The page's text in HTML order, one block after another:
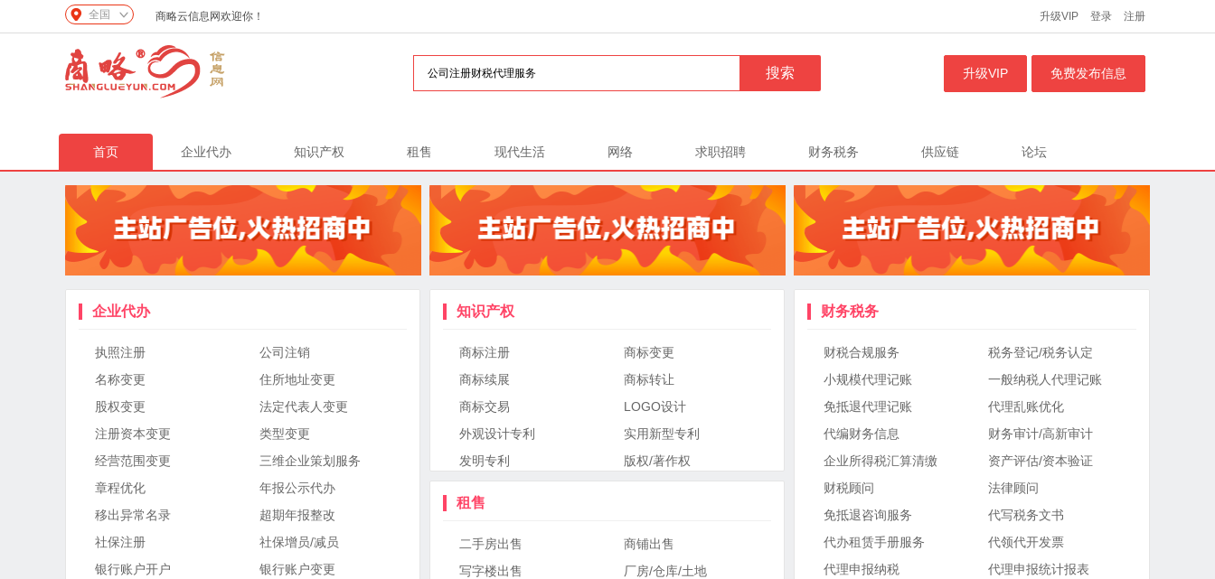
全国 商略云信息网欢迎你！ 升级VIP 登录 注册
升级VIP 免费发布信息
首页 企业代办 知识产权 租售 现代生活 网络 求职招聘 财务税务 供应链 论坛
企业代办
执照注册
公司注销
名称变更
住所地址变更
股权变更
法定代表人变更
注册资本变更
类型变更
经营范围变更
三维企业策划服务
章程优化
年报公示代办
移出异常名录
超期年报整改
社保注册
社保增员/减员
银行账户开户
银行账户变更
知识产权
商标注册
商标变更
商标续展
商标转让
商标交易
LOGO设计
外观设计专利
实用新型专利
发明专利
版权/著作权
租售
二手房出售
商铺出售
写字楼出售
厂房/仓库/土地
财务税务
财税合规服务
税务登记/税务认定
小规模代理记账
一般纳税人代理记账
免抵退代理记账
代理乱账优化
代编财务信息
财务审计/高新审计
企业所得税汇算清缴
资产评估/资本验证
财税顾问
法律顾问
免抵退咨询服务
代写税务文书
代办租赁手册服务
代领代开发票
代理申报纳税
代理申报统计报表